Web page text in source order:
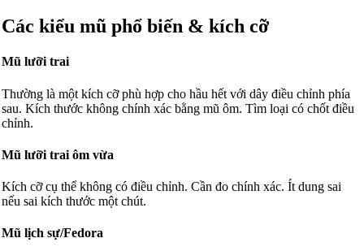
Các kiểu mũ phổ biến & kích cỡ
Mũ lưỡi trai
Thường là một kích cỡ phù hợp cho hầu hết với dây điều chỉnh phía
sau. Kích thước không chính xác bằng mũ ôm. Tìm loại có chốt điều
chỉnh.
Mũ lưỡi trai ôm vừa
Kích cỡ cụ thể không có điều chỉnh. Cần đo chính xác. Ít dung sai
nếu sai kích thước một chút.
Mũ lịch sự/Fedora